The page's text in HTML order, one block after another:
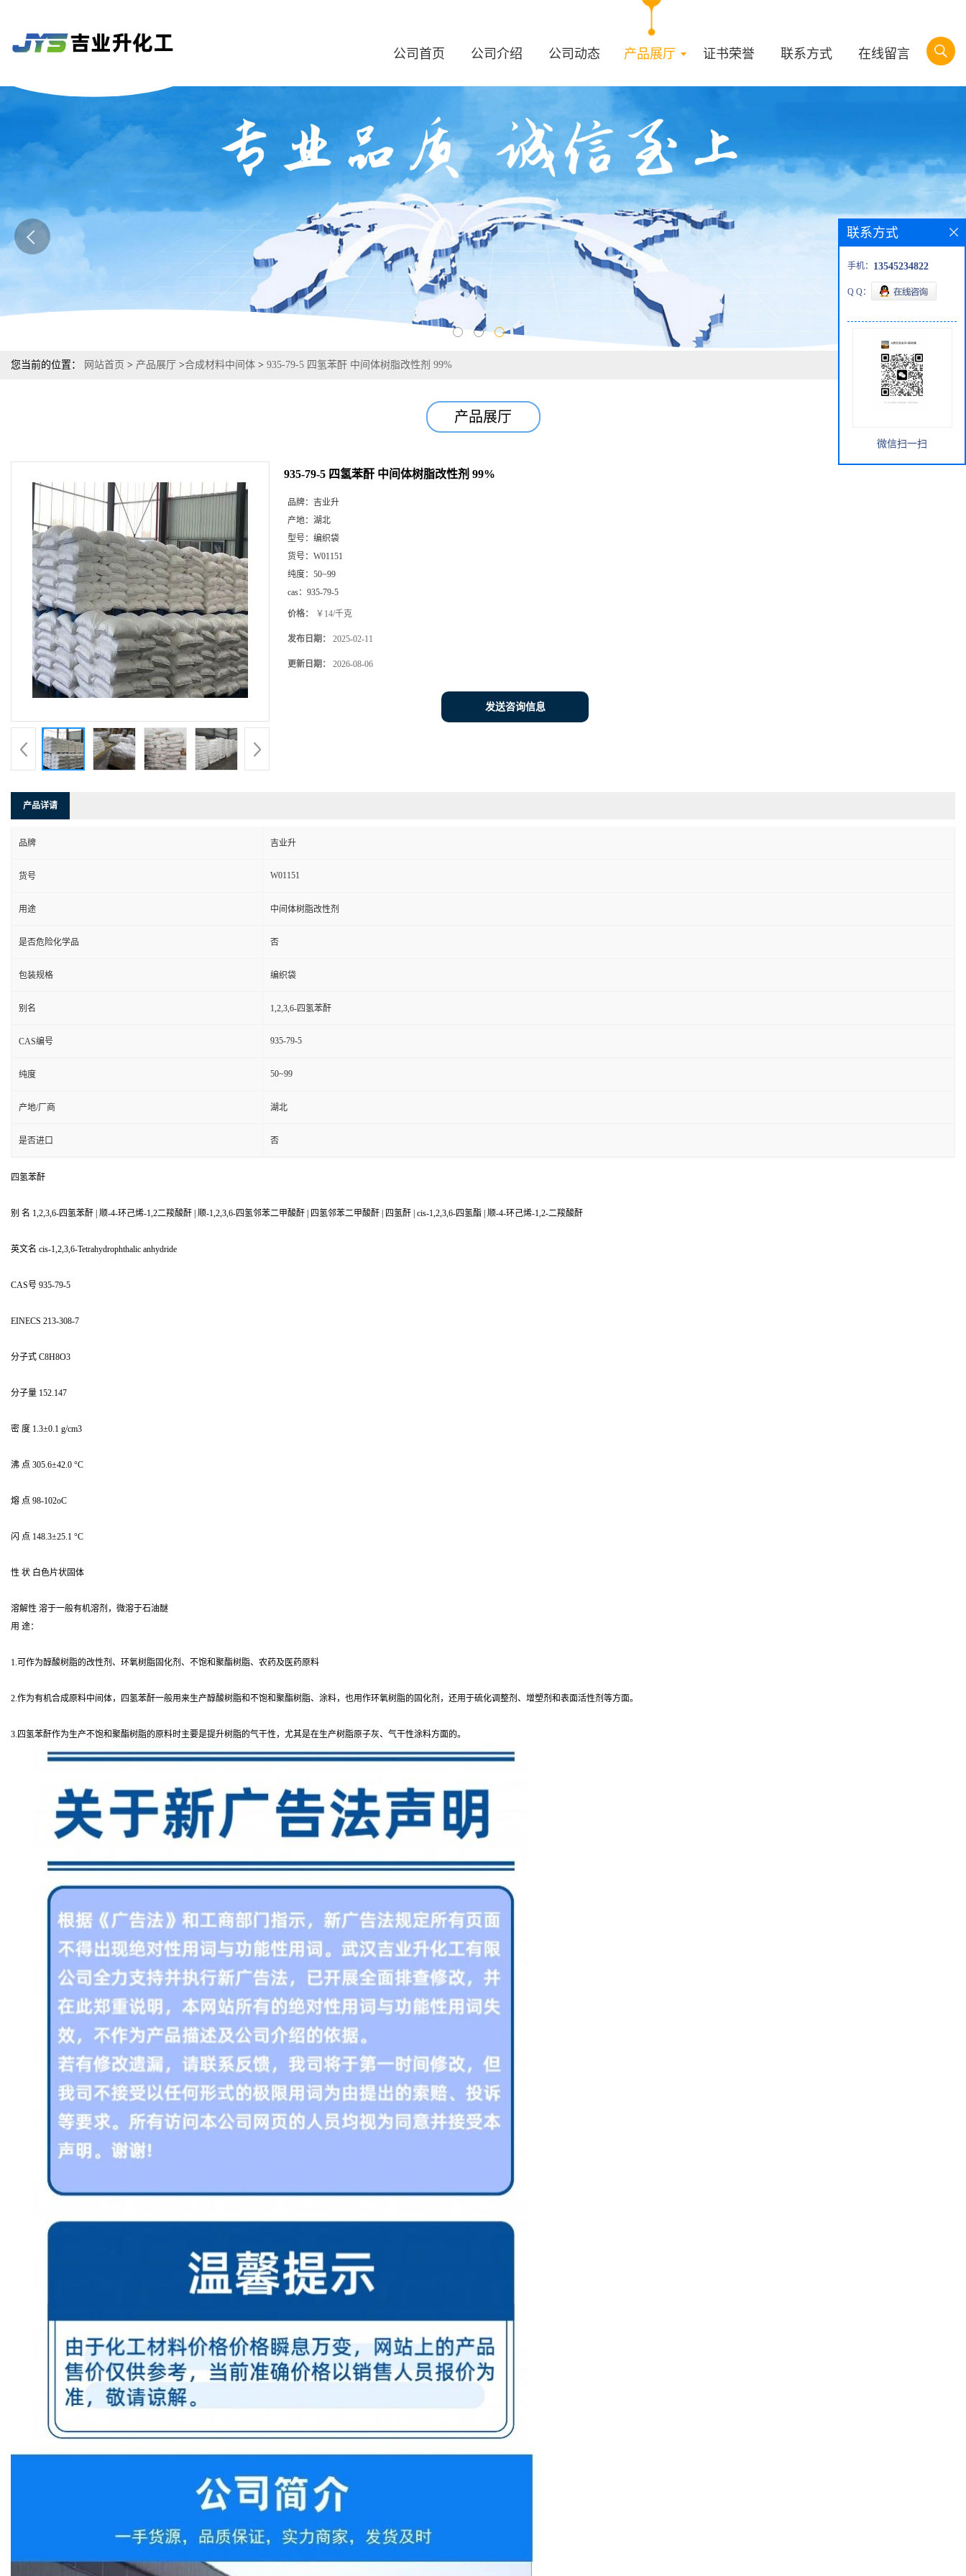
公司首页 公司介绍 公司动态 产品展厅 证书荣誉 联系方式 在线留言
您当前的位置： 网站首页 > 产品展厅 >合成材料中间体 > 935-79-5 四氢苯酐 中间体树脂改性剂 99%
产品展厅
935-79-5 四氢苯酐 中间体树脂改性剂 99%
品牌： 吉业升
产地： 湖北
型号： 编织袋
货号： W01151
纯度： 50~99
cas： 935-79-5
价格： ￥14/千克
发布日期： 2025-02-11
更新日期： 2026-08-06
发送咨询信息
产品详请
品牌 吉业升
货号 W01151
用途 中间体树脂改性剂
是否危险化学品 否
包装规格 编织袋
别名 1,2,3,6-四氢苯酐
CAS编号 935-79-5
纯度 50~99
产地/厂商 湖北
是否进口 否
四氢苯酐
别 名 1,2,3,6-四氢苯酐 | 顺-4-环己烯-1,2二羧酸酐 | 顺-1,2,3,6-四氢邻苯二甲酸酐 | 四氢邻苯二甲酸酐 | 四氢酐 | cis-1,2,3,6-四氢酯 | 顺-4-环己烯-1,2-二羧酸酐
英文名 cis-1,2,3,6-Tetrahydrophthalic anhydride
CAS号 935-79-5
EINECS 213-308-7
分子式 C8H8O3
分子量 152.147
密 度 1.3±0.1 g/cm3
沸 点 305.6±42.0 °C
熔 点 98-102oC
闪 点 148.3±25.1 °C
性 状 白色片状固体
溶解性 溶于一般有机溶剂，微溶于石油醚
用 途：
1.可作为醇酸树脂的改性剂、环氧树脂固化剂、不饱和聚酯树脂、农药及医药原料
2.作为有机合成原料中间体，四氢苯酐一般用来生产醇酸树脂和不饱和聚酯树脂、涂料，也用作环氧树脂的固化剂，还用于硫化调整剂、增塑剂和表面活性剂等方面。
3.四氢苯酐作为生产不饱和聚酯树脂的原料时主要是提升树脂的气干性，尤其是在生产树脂原子灰、气干性涂料方面的。
联系方式
手机： 13545234822
Q Q：
微信扫一扫